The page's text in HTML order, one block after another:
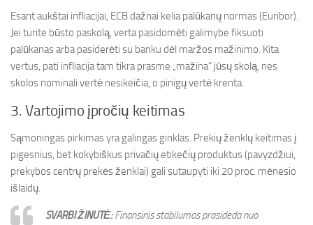
Esant aukštai infliacijai, ECB dažnai kelia palūkanų normas (Euribor).
Jei turite būsto paskolą, verta pasidomėti galimybe fiksuoti
palūkanas arba pasiderėti su banku dėl maržos mažinimo. Kita
vertus, pati infliacija tam tikra prasme „mažina“ jūsų skolą, nes
skolos nominali vertė nesikeičia, o pinigų vertė krenta.
3. Vartojimo įpročių keitimas
Sąmoningas pirkimas yra galingas ginklas. Prekių ženklų keitimas į
pigesnius, bet kokybiškus privačių etikečių produktus (pavyzdžiui,
prekybos centrų prekės ženklai) gali sutaupyti iki 20 proc. mėnesio
išlaidų.
SVARBI ŽINUTĖ:Finansinis stabilumas prasideda nuo